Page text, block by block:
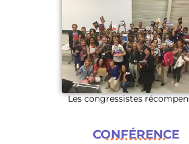
Les congressistes
CONFÉRENCE